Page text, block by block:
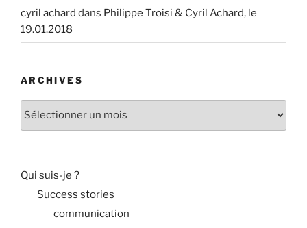
cyril achard dans Philippe Troisi & Cyril Achard, le
19.01.2018
ARCHIVES
Archives
Qui suis-je ?
Success stories
communication